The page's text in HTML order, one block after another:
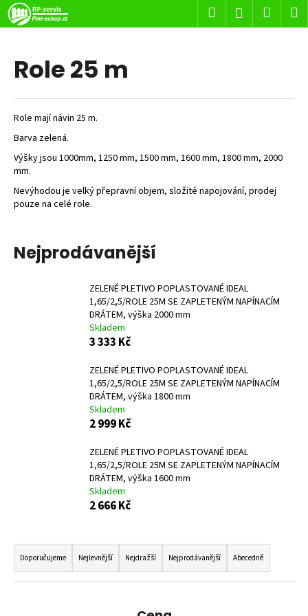
Přejít
na
obsah
HledatPřihlášení
Role 25 m
Role mají návin 25 m.
Barva zelená.
Výšky jsou 1000mm, 1250 mm, 1500 mm, 1600 mm, 1800 mm, 2000
mm.
Nevýhodou je velký přepravní objem, složité napojování, prodej
pouze na celé role.
Nejprodávanější
ZELENÉ PLETIVO POPLASTOVANÉ IDEAL
1,65/2,5/ROLE 25M SE ZAPLETENÝM NAPÍNACÍM
DRÁTEM, výška 2000 mm
Skladem
3 333 Kč
ZELENÉ PLETIVO POPLASTOVANÉ IDEAL
1,65/2,5/ROLE 25M SE ZAPLETENÝM NAPÍNACÍM
DRÁTEM, výška 1800 mm
Skladem
2 999 Kč
ZELENÉ PLETIVO POPLASTOVANÉ IDEAL
1,65/2,5/ROLE 25M SE ZAPLETENÝM NAPÍNACÍM
DRÁTEM, výška 1600 mm
Skladem
2 666 Kč
Ř
a
z
Doporučujeme Nejlevnější Nejdražší Nejprodávanější Abecedně
K
o
C
o
p
o
t
ř
e
b
e
HLEDAT
o
p
o
r